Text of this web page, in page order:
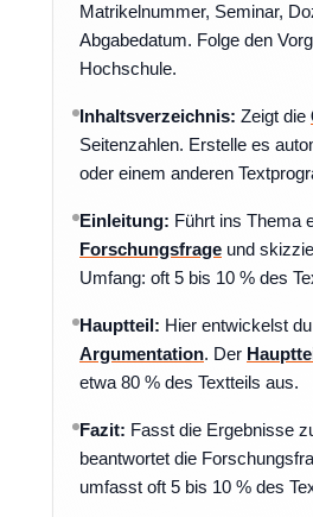
Matrikelnummer, Seminar,
Abgabedatum. Folge den
Hochschule.
Inhaltsverzeichnis: Zeigt die
Seitenzahlen. Erstelle es
oder einem anderen
Einleitung: Führt ins Thema
Forschungsfrage und
Umfang: oft 5 bis 10 % des
Hauptteil: Hier entwickelst
Argumentation. Der
etwa 80 % des Textteils aus.
Fazit: Fasst die Ergebnisse
beantwortet die
umfasst oft 5 bis 10 % des